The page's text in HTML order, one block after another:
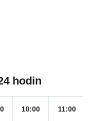
hodin
10:00 11:00